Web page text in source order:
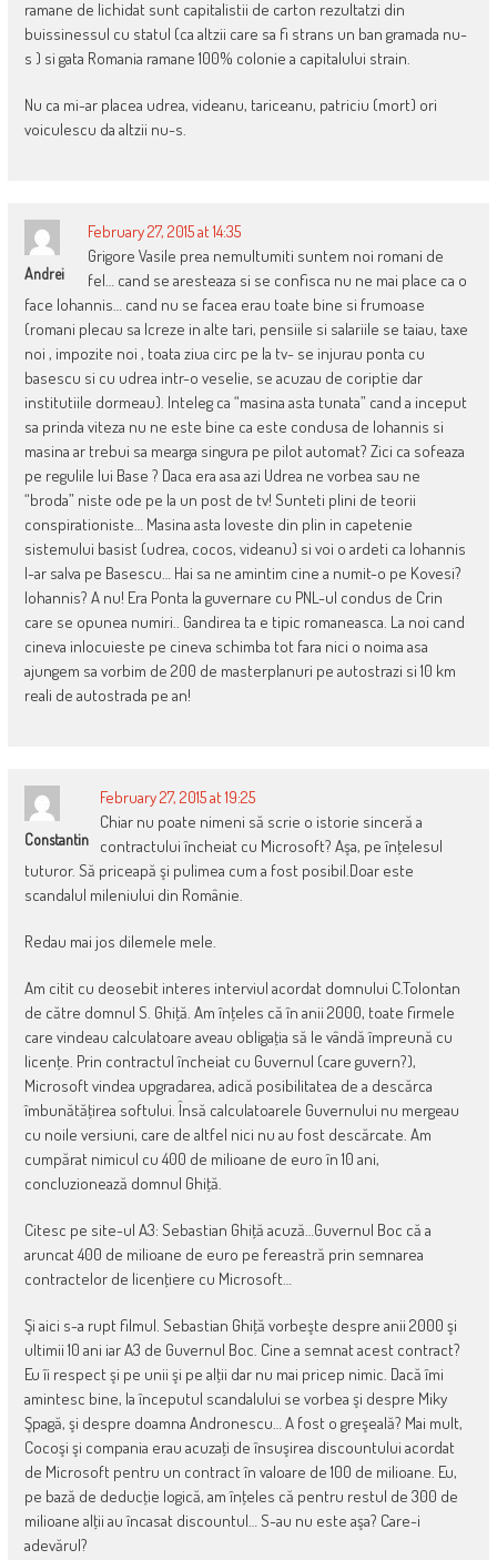
ramane de lichidat sunt capitalistii de carton rezultatzi din
buissinessul cu statul (ca altzii care sa fi strans un ban gramada nu-
s ) si gata Romania ramane 100% colonie a capitalului strain.
Nu ca mi-ar placea udrea, videanu, tariceanu, patriciu (mort) ori
voiculescu da altzii nu-s.
Andrei
February 27, 2015 at 14:35
Grigore Vasile prea nemultumiti suntem noi romani de
fel… cand se aresteaza si se confisca nu ne mai place ca o
face Iohannis… cand nu se facea erau toate bine si frumoase
(romani plecau sa lcreze in alte tari, pensiile si salariile se taiau, taxe
noi , impozite noi , toata ziua circ pe la tv- se injurau ponta cu
basescu si cu udrea intr-o veselie, se acuzau de coriptie dar
institutiile dormeau). Inteleg ca “masina asta tunata” cand a inceput
sa prinda viteza nu ne este bine ca este condusa de Iohannis si
masina ar trebui sa mearga singura pe pilot automat? Zici ca sofeaza
pe regulile lui Base ? Daca era asa azi Udrea ne vorbea sau ne
“broda” niste ode pe la un post de tv! Sunteti plini de teorii
conspirationiste… Masina asta loveste din plin in capetenie
sistemului basist (udrea, cocos, videanu) si voi o ardeti ca Iohannis
l-ar salva pe Basescu… Hai sa ne amintim cine a numit-o pe Kovesi?
Iohannis? A nu! Era Ponta la guvernare cu PNL-ul condus de Crin
care se opunea numiri.. Gandirea ta e tipic romaneasca. La noi cand
cineva inlocuieste pe cineva schimba tot fara nici o noima asa
ajungem sa vorbim de 200 de masterplanuri pe autostrazi si 10 km
reali de autostrada pe an!
Constantin
February 27, 2015 at 19:25
Chiar nu poate nimeni să scrie o istorie sinceră a
contractului încheiat cu Microsoft? Aşa, pe înţelesul
tuturor. Să priceapă şi pulimea cum a fost posibil.Doar este
scandalul mileniului din Românie.
Redau mai jos dilemele mele.
Am citit cu deosebit interes interviul acordat domnului C.Tolontan
de către domnul S. Ghiţă. Am înţeles că în anii 2000, toate firmele
care vindeau calculatoare aveau obligaţia să le vândă împreună cu
licenţe. Prin contractul încheiat cu Guvernul (care guvern?),
Microsoft vindea upgradarea, adică posibilitatea de a descărca
îmbunătăţirea softului. Însă calculatoarele Guvernului nu mergeau
cu noile versiuni, care de altfel nici nu au fost descărcate. Am
cumpărat nimicul cu 400 de milioane de euro în 10 ani,
concluzionează domnul Ghiţă.
Citesc pe site-ul A3: Sebastian Ghiţă acuză…Guvernul Boc că a
aruncat 400 de milioane de euro pe fereastră prin semnarea
contractelor de licenţiere cu Microsoft…
Şi aici s-a rupt filmul. Sebastian Ghiţă vorbeşte despre anii 2000 şi
ultimii 10 ani iar A3 de Guvernul Boc. Cine a semnat acest contract?
Eu îi respect şi pe unii şi pe alţii dar nu mai pricep nimic. Dacă îmi
amintesc bine, la începutul scandalului se vorbea şi despre Miky
Şpagă, şi despre doamna Andronescu… A fost o greşeală? Mai mult,
Cocoşi şi compania erau acuzaţi de însuşirea discountului acordat
de Microsoft pentru un contract în valoare de 100 de milioane. Eu,
pe bază de deducţie logică, am înţeles că pentru restul de 300 de
milioane alţii au încasat discountul… S-au nu este aşa? Care-i
adevărul?